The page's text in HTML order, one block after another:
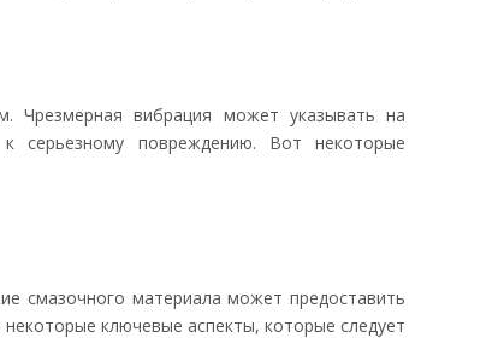
Чрезмерная вибрация может указывать на
серьезному повреждению. Вот некоторые
смазочного материала может предоставить
ключевые аспекты, которые следует